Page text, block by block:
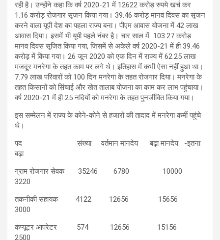
रही है। उन्होंने कहा कि वर्ष 2020-21 में 12622 करोड़ रुपये खर्च कर
1.16 करोड़ रोजगार सृजन किया गया। 39.46 करोड़ मानव दिवस का सृजन
करने वाला यूपी देश का पहला राज्य बना। पीएम आवास योजना में 42 लाख
आवास दिया। इसमें भी यूपी पहले नंबर है। चार साल में 103.27 करोड़
मानव दिवस सृजित किया गया, जिसमें से अकेले वर्ष 2020-21 में ही 39.46
करोड़ में किया गया। 26 जून 2020 को एक दिन में राज्य में 62.25 लाख
मजदूर मनरेगा के तहत काम पर लगे थे। इतिहास में कभी ऐसा नहीं हुआ था।
7.79 लाख परिवारों को 100 दिन मनरेगा के तहत रोजगार दिया। मनरेगा के
तहत किसानों को सिंचाई और खेत तालाब योजना का काम कर लाभ पहुंचाया।
वर्ष 2020-21 में ही 25 नदियों को मनरेगा के तहत पुनर्जीवित किया गया।
इस सम्मेलन में राज्य के कोने-कोने से हजारों की तादाद में मनरेगा कर्मी पहुंचे
थे।
पद संख्या वर्तमान मानदेय बढ़ा मानदेय -इतना
बढ़ा
ग्राम रोजगार सेवक 35246 6780 10000
3220
तकनीकी सहायक 4122 12656 15656
3000
कंप्यूटर आपरेटर 574 12656 15156
2500